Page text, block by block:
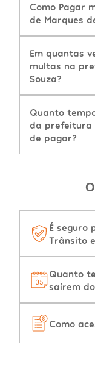
Como Pagar
de Marques
Em quantas
multas na
Souza?
Quanto
da prefeitura
de pagar?
É seguro
Trânsito
Quanto
saírem
Como